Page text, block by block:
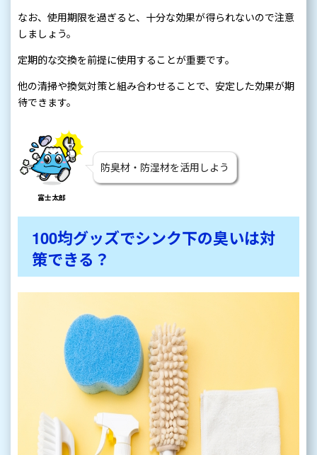
なお、使用期限を過ぎると、十分な効果が得られないので注意
しましょう。
定期的な交換を前提に使用することが重要です。
他の清掃や換気対策と組み合わせることで、安定した効果が期
待できます。
富士太郎
防臭材・防湿材を活用しよう
100均グッズでシンク下の臭いは対
策できる？